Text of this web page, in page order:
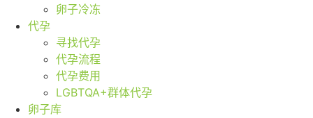
卵子冷冻
代孕
寻找代孕
代孕流程
代孕费用
LGBTQA+群体代孕
卵子库